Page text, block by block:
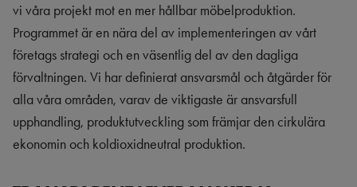
vi våra projekt mot en mer hållbar möbelproduktion.
Programmet är en nära del av implementeringen av vårt
företags strategi och en väsentlig del av den dagliga
förvaltningen. Vi har definierat ansvarsmål och åtgärder för
alla våra områden, varav de viktigaste är ansvarsfull
upphandling, produktutveckling som främjar den cirkulära
ekonomin och koldioxidneutral produktion.